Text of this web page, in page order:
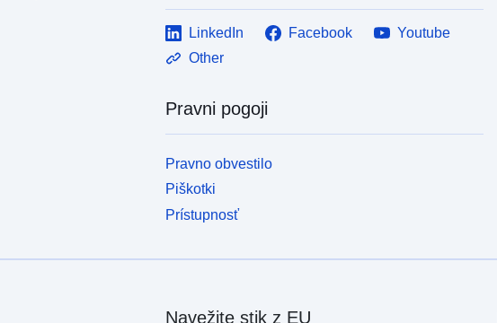
LinkedIn Facebook
Youtube
Other
Pravni pogoji
Pravno obvestilo
Piškotki
Prístupnosť
Navežite stik z EU